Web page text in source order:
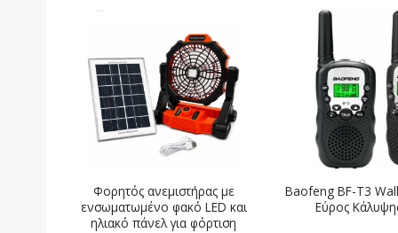
Φορητός ανεμιστήρας με
ενσωματωμένο φακό LED και
ηλιακό πάνελ για φόρτιση
Baofeng BF-T3
Εύρος